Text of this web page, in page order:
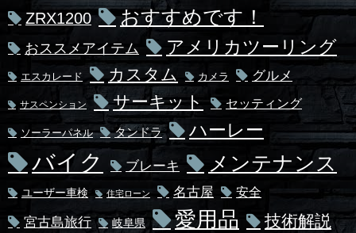
ZRX1200 おすすめです！
おススメアイテム アメリカツーリング
エスカレード カスタム カメラ グルメ
サスペンション サーキット セッティング
ソーラーパネル タンドラ ハーレー
バイク ブレーキ メンテナンス
ユーザー車検 住宅ローン 名古屋 安全
宮古島旅行 岐阜県 愛用品 技術解説